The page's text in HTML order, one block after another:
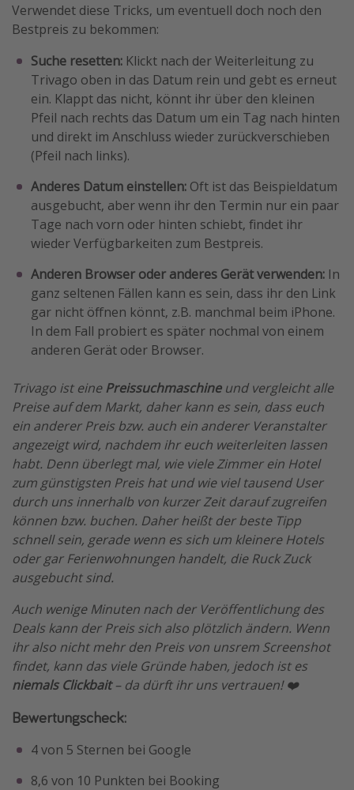
Verwendet diese Tricks, um eventuell doch noch den
Bestpreis zu bekommen:
Suche resetten: Klickt nach der Weiterleitung zu
Trivago oben in das Datum rein und gebt es erneut
ein. Klappt das nicht, könnt ihr über den kleinen
Pfeil nach rechts das Datum um ein Tag nach hinten
und direkt im Anschluss wieder zurückverschieben
(Pfeil nach links).
Anderes Datum einstellen: Oft ist das Beispieldatum
ausgebucht, aber wenn ihr den Termin nur ein paar
Tage nach vorn oder hinten schiebt, findet ihr
wieder Verfügbarkeiten zum Bestpreis.
Anderen Browser oder anderes Gerät verwenden: In
ganz seltenen Fällen kann es sein, dass ihr den Link
gar nicht öffnen könnt, z.B. manchmal beim iPhone.
In dem Fall probiert es später nochmal von einem
anderen Gerät oder Browser.
Trivago ist einePreissuchmaschineund vergleicht alle
Preise auf dem Markt, daher kann es sein, dass euch
ein anderer Preis bzw. auch ein anderer Veranstalter
angezeigt wird, nachdem ihr euch weiterleiten lassen
habt. Denn überlegt mal, wie viele Zimmer ein Hotel
zum günstigsten Preis hat und wie viel tausend User
durch uns innerhalb von kurzer Zeit darauf zugreifen
können bzw. buchen. Daher heißt der beste Tipp
schnell sein, gerade wenn es sich um kleinere Hotels
oder gar Ferienwohnungen handelt, die Ruck Zuck
ausgebucht sind.
Auch wenige Minuten nach der Veröffentlichung des
Deals kann der Preis sich also plötzlich ändern. Wenn
ihr also nicht mehr den Preis von unsrem Screenshot
findet, kann das viele Gründe haben, jedoch ist es
niemals Clickbait– da dürft ihr uns vertrauen! ❤️
Bewertungscheck:
4 von 5 Sternen bei Google
8,6 von 10 Punkten bei Booking